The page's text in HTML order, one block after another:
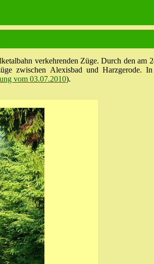
verkehrenden Züge. Durch den
zwischen Alexisbad und Harzgerode. In
vom 03.07.2010).